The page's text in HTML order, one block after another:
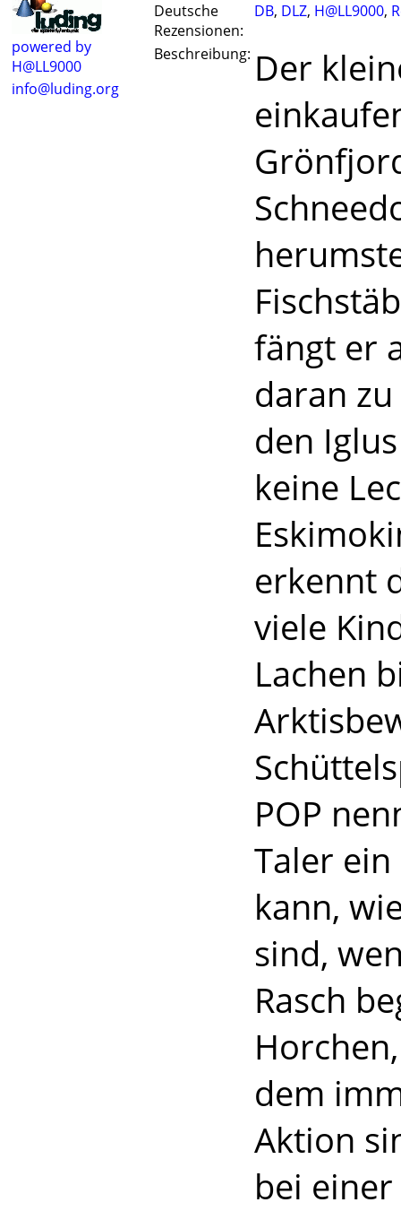
powered by
H@LL9000
info@luding.org
Deutsche
Rezensionen:
DB, DLZ, H@LL9000,
Beschreibung: Der
fängt er
daran
den
keine
erkennt
viele
Lachen
POP
Taler
kann,
sind,
Rasch
dem
Aktion
bei